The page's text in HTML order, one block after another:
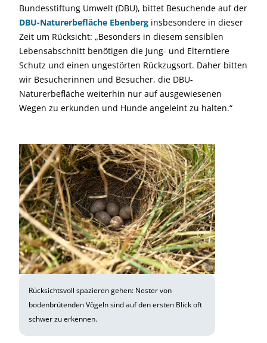
Bundesstiftung Umwelt (DBU), bittet Besuchende auf der
DBU-Naturerbefläche Ebenberg insbesondere in dieser
Zeit um Rücksicht: „Besonders in diesem sensiblen
Lebensabschnitt benötigen die Jung- und Elterntiere
Schutz und einen ungestörten Rückzugsort. Daher bitten
wir Besucherinnen und Besucher, die DBU-
Naturerbefläche weiterhin nur auf ausgewiesenen
Wegen zu erkunden und Hunde angeleint zu halten.“
Rücksichtsvoll spazieren gehen: Nester von
bodenbrütenden Vögeln sind auf den ersten Blick oft
schwer zu erkennen.